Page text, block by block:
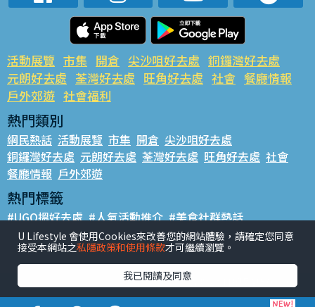
活動展覽 市集 開倉 尖沙咀好去處 銅鑼灣好去處
元朗好去處 荃灣好去處 旺角好去處 社會 餐廳情報
戶外郊遊 社會福利
熱門類別
網民熱話 活動展覽 市集 開倉 尖沙咀好去處
銅鑼灣好去處 元朗好去處 荃灣好去處 旺角好去處 社會
餐廳情報 戶外郊遊
熱門標籤
#UGO搵好去處 #人氣活動推介 #美食社群熱話
#親子玩樂好去處 #ULifestyle應用程式 #限時搶
#UJetso禮物放送 #ULifestyle商戶中心 #著數
香港經濟日報版權所有©2026
U Lifestyle 會使用Cookies來改善您的網站體驗，請確定您同意
接受本網站之私隱政策和使用條款才可繼續瀏覽。
我已閱讀及同意